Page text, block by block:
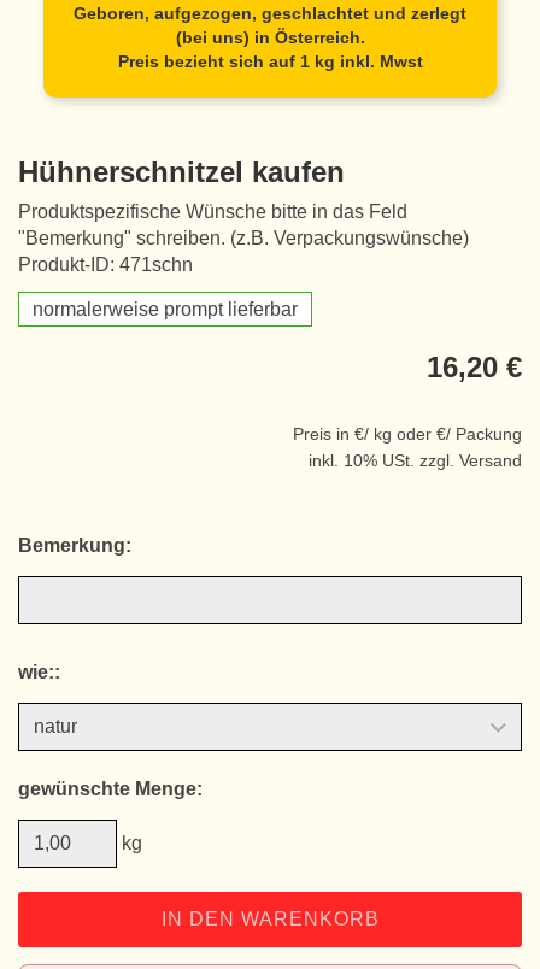
Geboren, aufgezogen, geschlachtet und zerlegt
(bei uns) in Österreich.
Preis bezieht sich auf 1 kg inkl. Mwst
Hühnerschnitzel kaufen
Produktspezifische Wünsche bitte in das Feld
"Bemerkung" schreiben. (z.B. Verpackungswünsche)
Produkt-ID: 471schn
normalerweise prompt lieferbar
16,20 €
Preis in €/ kg oder €/ Packung
inkl. 10% USt. zzgl. Versand
Bemerkung:
wie::
gewünschte Menge:
kg
IN DEN WARENKORB